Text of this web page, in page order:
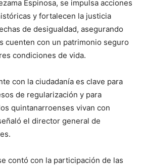
Espinosa, se impulsa acciones
y fortalecen la justicia
de desigualdad, asegurando
cuenten con un patrimonio seguro
condiciones de vida.
con la ciudadanía es clave para
de regularización y para
quintanarroenses vivan con
el director general de
contó con la participación de las